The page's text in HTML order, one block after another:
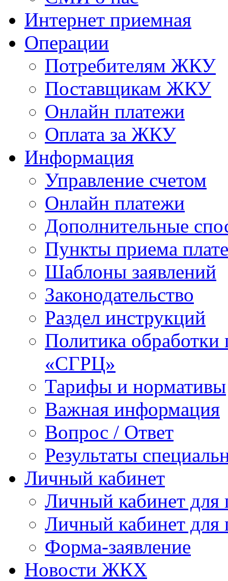
Интернет приемная
Операции
Потребителям ЖКУ
Поставщикам ЖКУ
Онлайн платежи
Оплата за ЖКУ
Информация
Управление счетом
Онлайн платежи
Дополнительные
Пункты приема
Шаблоны заявлений
Законодательство
Раздел инструкций
Политика
«СГРЦ»
Тарифы и нормативы
Важная информация
Вопрос / Ответ
Результаты
Личный кабинет
Личный кабинет
Личный кабинет
Форма-заявление
Новости ЖКХ